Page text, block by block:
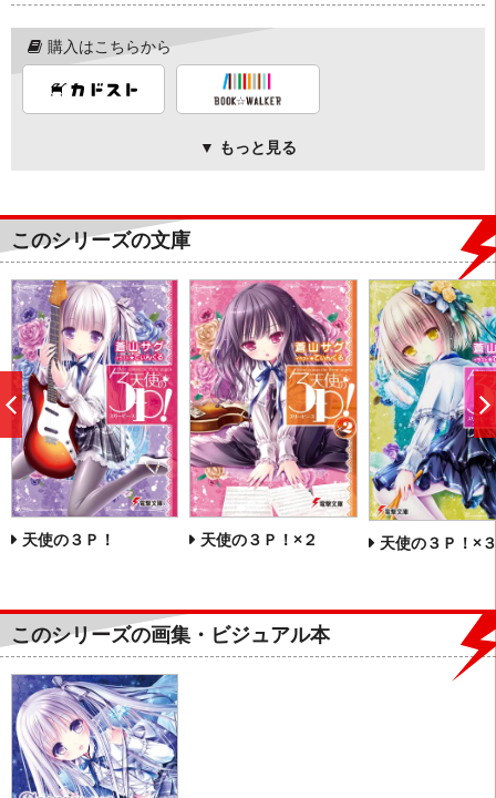
購入はこちらから
▼ もっと見る
このシリーズの文庫
天使の３Ｐ！ 天使の３Ｐ！×２ 天使の３Ｐ！×３
前
へ
このシリーズの画集・ビジュアル本